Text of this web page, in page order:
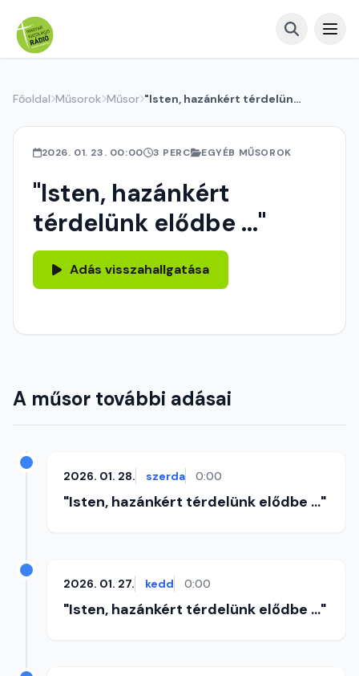
Főoldal Műsorok Műsor "Isten, hazánkért térdelünk elődbe ..."
2026. 01. 23. 00:00 3 PERC EGYÉB MŰSOROK
"Isten, hazánkért
térdelünk elődbe ..."
Adás visszahallgatása
A műsor további adásai
2026. 01. 28. szerda 0:00
"Isten, hazánkért térdelünk elődbe ..."
2026. 01. 27. kedd 0:00
"Isten, hazánkért térdelünk elődbe ..."